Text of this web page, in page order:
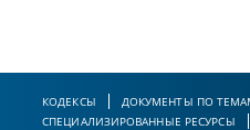
КОДЕКСЫ ДОКУМЕНТЫ ПО
СПЕЦИАЛИЗИРОВАННЫЕ РЕСУРСЫ